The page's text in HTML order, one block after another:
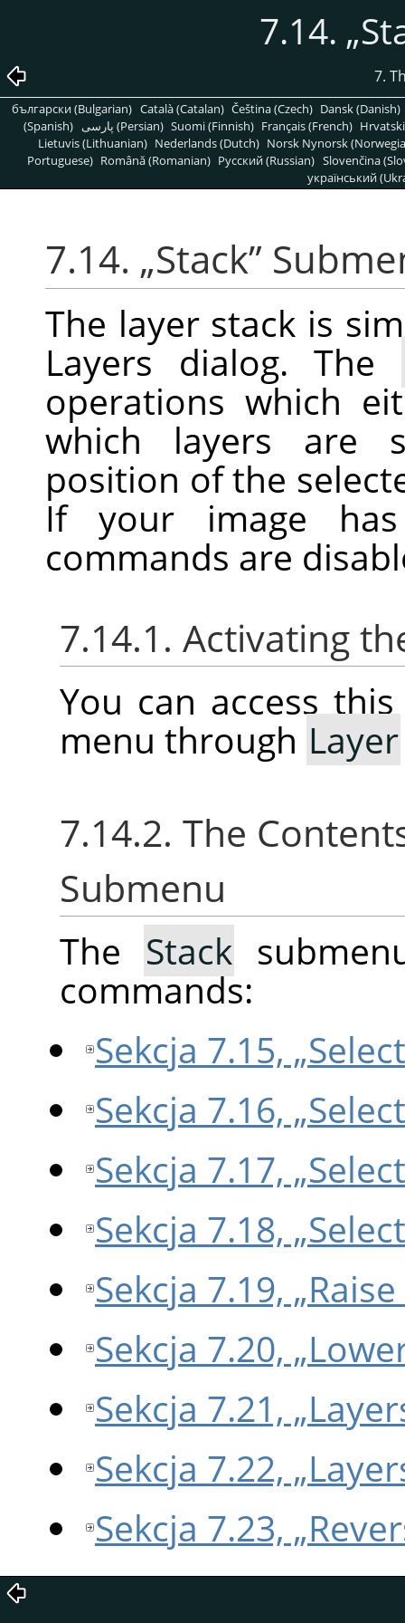
7.14. „
7.
български (Bulgarian) Català (Catalan) Čeština (Czech) Dansk (Danish)
(Spanish)
پارسی (Persian) Suomi (Finnish) Français (French)
Lietuvis (Lithuanian) Nederlands (Dutch) Norsk Nynorsk
Portuguese) Română (Romanian) Pусский (Russian) Slovenčina
український
7.14. „Stack”
The layer stack is
Layers dialog. The
operations which
which layers are
position of the
If your image
commands are
7.14.1. Activating
You can access
menu through Layer
7.14.2. The
Submenu
The Stack
commands:
Sekcja 7.15,
Sekcja 7.16,
Sekcja 7.17,
Sekcja 7.18,
Sekcja 7.19,
Sekcja 7.20,
Sekcja 7.21,
Sekcja 7.22,
Sekcja 7.23,